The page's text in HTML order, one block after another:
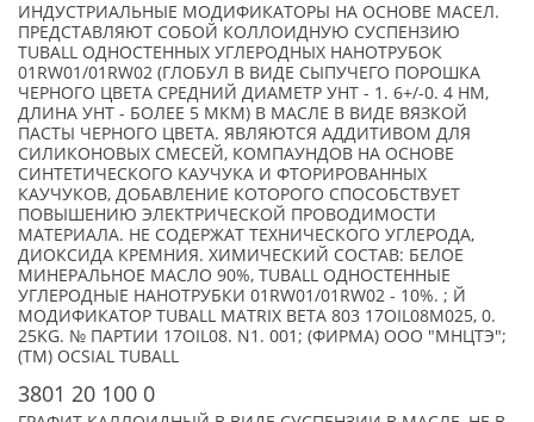
ИНДУСТРИАЛЬНЫЕ МОДИФИКАТОРЫ НА ОСНОВЕ МАСЕЛ.
ПРЕДСТАВЛЯЮТ СОБОЙ КОЛЛОИДНУЮ СУСПЕНЗИЮ
TUBALL ОДНОСТЕННЫХ УГЛЕРОДНЫХ НАНОТРУБОК
01RW01/01RW02 (ГЛОБУЛ В ВИДЕ СЫПУЧЕГО ПОРОШКА
ЧЕРНОГО ЦВЕТА СРЕДНИЙ ДИАМЕТР УНТ - 1. 6+/-0. 4 НМ,
ДЛИНА УНТ - БОЛЕЕ 5 МКМ) В МАСЛЕ В ВИДЕ ВЯЗКОЙ
ПАСТЫ ЧЕРНОГО ЦВЕТА. ЯВЛЯЮТСЯ АДДИТИВОМ ДЛЯ
СИЛИКОНОВЫХ СМЕСЕЙ, КОМПАУНДОВ НА ОСНОВЕ
СИНТЕТИЧЕСКОГО КАУЧУКА И ФТОРИРОВАННЫХ
КАУЧУКОВ, ДОБАВЛЕНИЕ КОТОРОГО СПОСОБСТВУЕТ
ПОВЫШЕНИЮ ЭЛЕКТРИЧЕСКОЙ ПРОВОДИМОСТИ
МАТЕРИАЛА. НЕ СОДЕРЖАТ ТЕХНИЧЕСКОГО УГЛЕРОДА,
ДИОКСИДА КРЕМНИЯ. ХИМИЧЕСКИЙ СОСТАВ: БЕЛОЕ
МИНЕРАЛЬНОЕ МАСЛО 90%, TUBALL ОДНОСТЕННЫЕ
УГЛЕРОДНЫЕ НАНОТРУБКИ 01RW01/01RW02 - 10%. ; Й
МОДИФИКАТОР TUBALL MATRIX ВЕТА 803 17OIL08M025, 0.
25KG. № ПАРТИИ 17OIL08. N1. 001; (ФИРМА) ООО "МНЦТЭ";
(TM) OCSIAL TUBALL
3801 20 100 0